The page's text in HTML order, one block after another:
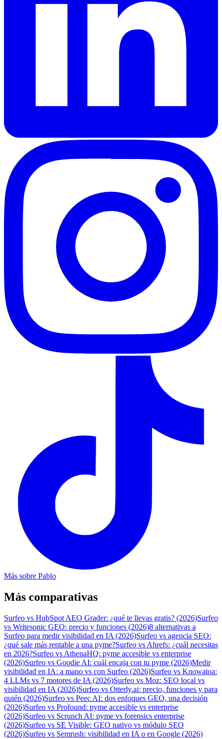
Más sobre Pablo
Más comparativas
Surfeo vs HubSpot AEO Grader: ¿qué te llevas gratis? (2026)Surfeo
vs Writesonic GEO: precio y funciones (2026)8 alternativas a
Surfeo para medir visibilidad en IA (2026)Surfeo vs agencia SEO:
¿qué sale más rentable a una pyme?Surfeo vs Ahrefs: ¿cuál necesitas
en 2026?Surfeo vs AthenaHQ: pyme accesible vs enterprise
(2026)Surfeo vs Goodie AI: cuál encaja con tu pyme (2026)Medir
visibilidad en IA: a mano vs con Surfeo (2026)Surfeo vs Knowatoa:
4 LLMs vs 7 motores de IA (2026)Surfeo vs Moz: SEO local vs
visibilidad en IA (2026)Surfeo vs Otterly.ai: precio, funciones y para
quién (2026)Surfeo vs Peec AI: dos enfoques GEO, una decisión
(2026)Surfeo vs Profound: pyme accesible vs enterprise
(2026)Surfeo vs Scrunch AI: pyme vs forensics enterprise
(2026)Surfeo vs SE Visible: GEO nativo vs módulo SEO
(2026)Surfeo vs Semrush: visibilidad en IA o en Google (2026)